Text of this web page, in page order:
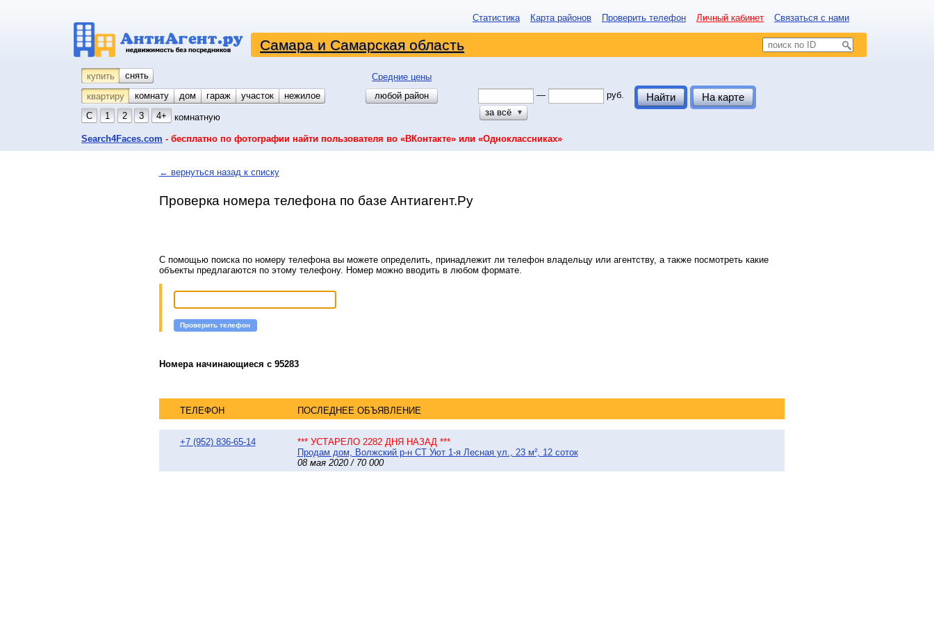
Статистика Карта районов Проверить телефон Личный кабинет Связаться с нами
Самара и Самарская область
купить снять
Средние цены
квартиру
комнату койко-место
дом гараж участок
нежилое
С
1 2 3 4+ комнатную
любой район —
руб.
за всё
▼
Найти На карте
Search4Faces.com - бесплатно по фотографии найти пользователя во «ВКонтакте» или «Одноклассниках»
← вернуться назад к списку
Проверка номера телефона по базе Антиагент.Ру
С помощью поиска по номеру телефона вы можете определить, принадлежит ли телефон владельцу или агентству, а также посмотреть какие
объекты предлагаются по этому телефону. Номер можно вводить в любом формате.
Проверить телефон
Номера начинающиеся с 95283
ТЕЛЕФОН ПОСЛЕДНЕЕ ОБЪЯВЛЕНИЕ
+7 (952) 836-65-14
*** УСТАРЕЛО 2282 ДНЯ НАЗАД ***
Продам дом, Волжский р-н СТ Уют 1-я Лесная ул., 23 м², 12 соток
08 мая 2020 / 70 000